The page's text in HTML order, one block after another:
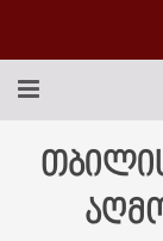
EEU-Ს ᲨᲔᲡᲐᲮᲔᲑ
ᲒᲐᲜᲐᲗᲚᲔᲑᲐ